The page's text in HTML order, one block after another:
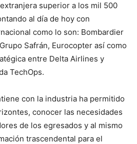
superior a los mil 500
al día de hoy con
como lo son: Bombardier
Safrán, Eurocopter así como
entre Delta Airlines y
TechOps.
con la industria ha permitido
conocer las necesidades
de los egresados y al mismo
trascendental para el